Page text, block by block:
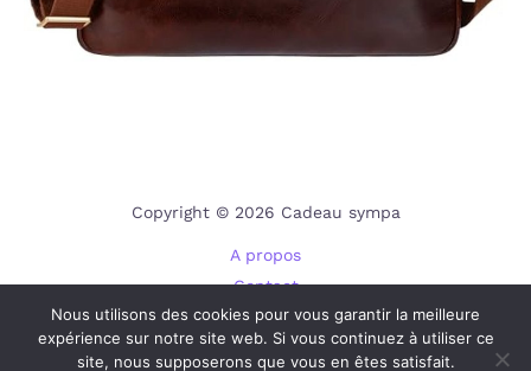
Copyright © 2026 Cadeau sympa
A propos
Contact
Plan du site
Mentions légales
Nous utilisons des cookies pour vous garantir la meilleure
expérience sur notre site web. Si vous continuez à utiliser ce
site, nous supposerons que vous en êtes satisfait.